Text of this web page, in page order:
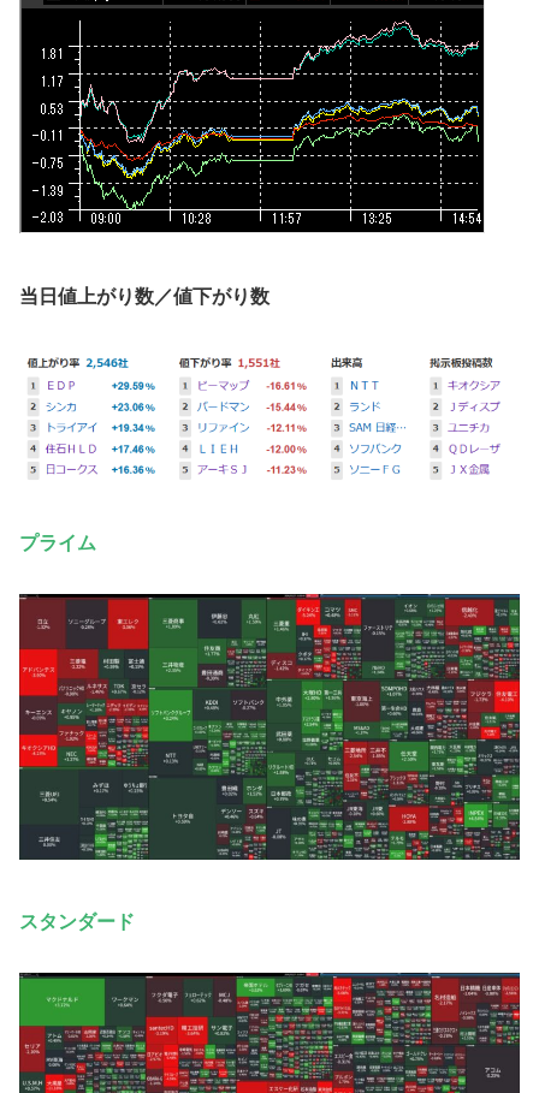
当日値上がり数／値下がり数
プライム
スタンダード